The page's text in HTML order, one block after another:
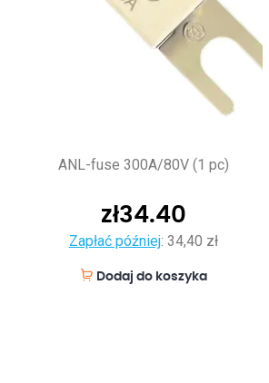
ANL-fuse 300A/80V (1 pc)
zł34.40
Zapłać później: 34,40 zł
Dodaj do koszyka